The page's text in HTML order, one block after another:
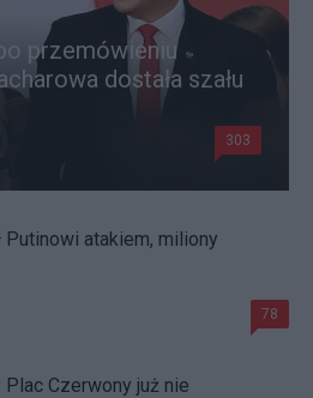
przemówieniu
dostała szału
303
Putinowi atakiem, miliony
78
Plac Czerwony już nie